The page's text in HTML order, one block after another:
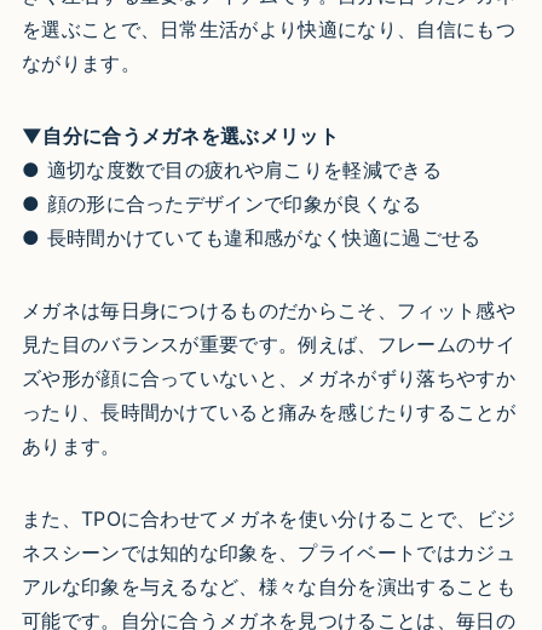
を選ぶことで、日常生活がより快適になり、自信にもつ
ながります。
▼自分に合うメガネを選ぶメリット
● 適切な度数で目の疲れや肩こりを軽減できる
● 顔の形に合ったデザインで印象が良くなる
● 長時間かけていても違和感がなく快適に過ごせる
メガネは毎日身につけるものだからこそ、フィット感や
見た目のバランスが重要です。例えば、フレームのサイ
ズや形が顔に合っていないと、メガネがずり落ちやすか
ったり、長時間かけていると痛みを感じたりすることが
あります。
また、TPOに合わせてメガネを使い分けることで、ビジ
ネスシーンでは知的な印象を、プライベートではカジュ
アルな印象を与えるなど、様々な自分を演出することも
可能です。自分に合うメガネを見つけることは、毎日の